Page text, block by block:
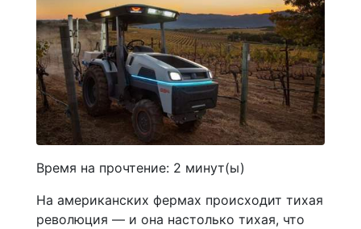
Время на прочтение: 2 минут(ы)
На американских фермах происходит тихая
революция — и она настолько тихая, что